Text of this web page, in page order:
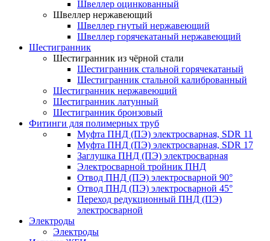
Швеллер оцинкованный
Швеллер нержавеющий
Швеллер гнутый нержавеющий
Швеллер горячекатаный нержавеющий
Шестигранник
Шестигранник из чёрной стали
Шестигранник стальной горячекатаный
Шестигранник стальной калиброванный
Шестигранник нержавеющий
Шестигранник латунный
Шестигранник бронзовый
Фитинги для полимерных труб
Муфта ПНД (ПЭ) электросварная, SDR 11
Муфта ПНД (ПЭ) электросварная, SDR 17
Заглушка ПНД (ПЭ) электросварная
Электросварной тройник ПНД
Отвод ПНД (ПЭ) электросварной 90°
Отвод ПНД (ПЭ) электросварной 45°
Переход редукционный ПНД (ПЭ)
электросварной
Электроды
Электроды